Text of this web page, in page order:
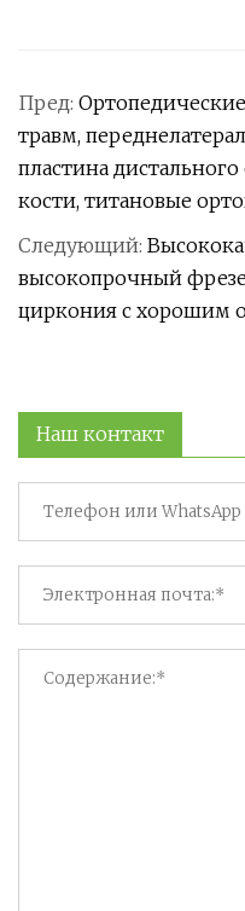
Пред:
травм,
пластина
кости, титановые
Следующий:
высокопрочный
циркония с хорошим
Наш контакт